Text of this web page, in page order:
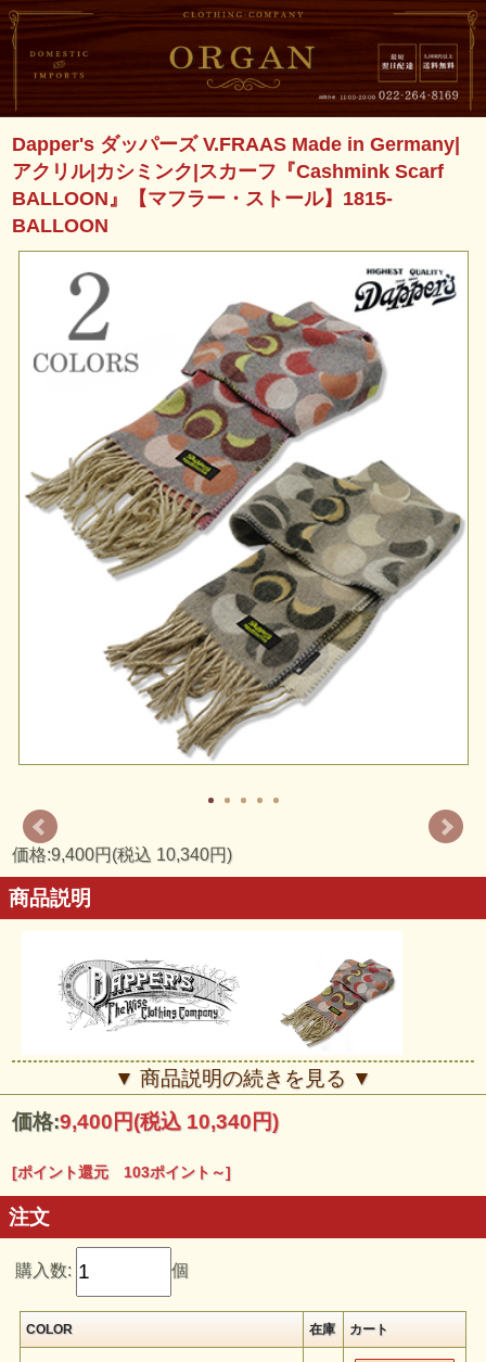
Dapper's ダッパーズ V.FRAAS Made in Germany|
アクリル|カシミンク|スカーフ『Cashmink Scarf
BALLOON』【マフラー・ストール】1815-
BALLOON
価格:9,400円(税込 10,340円)
商品説明
■■■Dapper's■■■
Dapper's VINTAGE好きの目を通して、20’s～40’s当時のスタイルを
意識しつつ、まったくのレプリカではなく、「昔こんな服あったかも
しれない」と思わ せながらも、“今、格好いい服”を作ることを目指
し、流行にとらわれず、小粋でこじゃれた新しいウェアを提案するブ
▼ 商品説明の続きを見る ▼
価格:9,400円(税込 10,340円)
[ポイント還元 103ポイント～]
注文
購入数: 個
COLOR 在庫 カート